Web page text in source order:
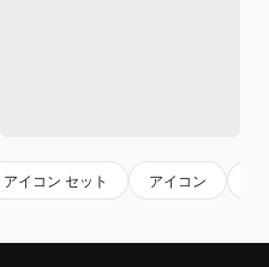
アイコン セット アイコン